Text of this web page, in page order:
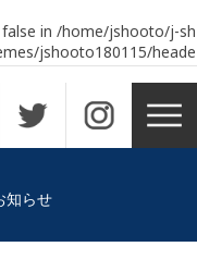
in /home/jshooto/j-sh
jshooto180115/heade
知らせ